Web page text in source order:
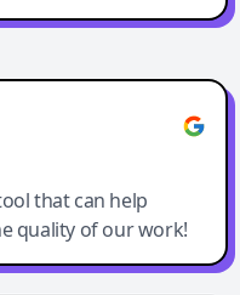
that can help
quality of our work!